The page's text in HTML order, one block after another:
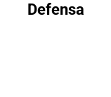
Defensa